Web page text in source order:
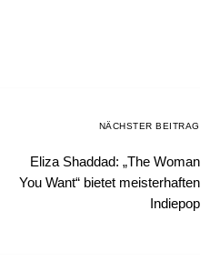
NÄCHSTER BEITRAG
Eliza Shaddad: „The Woman
You Want“ bietet meisterhaften
Indiepop